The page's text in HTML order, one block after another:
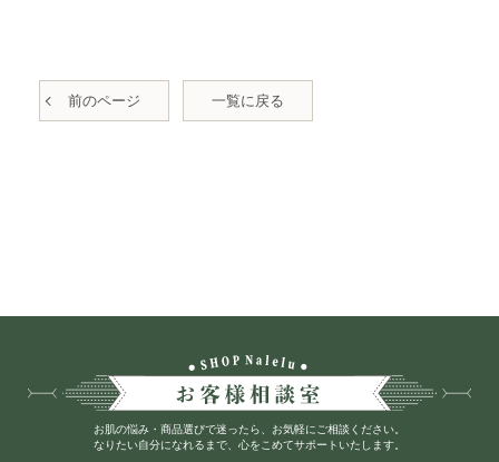
前のページ 一覧に戻る
お肌の悩み・商品選びで迷ったら、お気軽にご相談ください。
なりたい自分になれるまで、心をこめてサポートいたします。